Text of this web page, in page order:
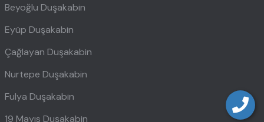
Beyoğlu Duşakabin
Eyüp Duşakabin
Çağlayan Duşakabin
Nurtepe Duşakabin
Fulya Duşakabin
19 Mayıs Duşakabin